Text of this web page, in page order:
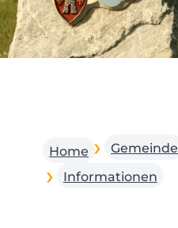
Home Gemeinde
Informationen